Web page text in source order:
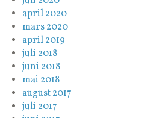
april 2020
mars 2020
april 2019
juli 2018
juni 2018
mai 2018
august 2017
juli 2017